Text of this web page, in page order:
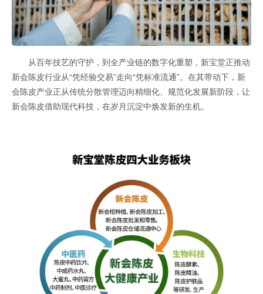
从百年技艺的守护，到全产业链的数字化重塑，新宝堂正推动
新会陈皮行业从“凭经验交易”走向“凭标准流通”。在其带动下，新
会陈皮产业正从传统分散管理迈向精细化、规范化发展新阶段，让
新会陈皮借助现代科技，在岁月沉淀中焕发新的生机。